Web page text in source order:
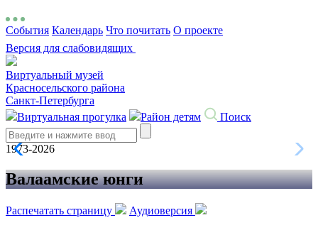
События Календарь Что почитать О проекте
Версия для слабовидящих
Виртуальный музей
Красносельского района
Санкт-Петербурга
Виртуальная прогулка
Район детям
Поиск
Search
1973-2026
Валаамские юнги
Распечатать страницу Аудиоверсия